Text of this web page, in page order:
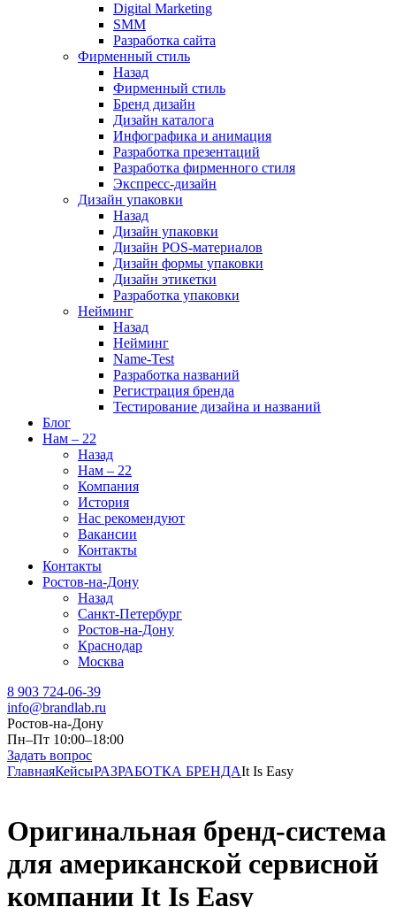
Digital Marketing
SMM
Разработка сайта
Фирменный стиль
Назад
Фирменный стиль
Бренд дизайн
Дизайн каталога
Инфографика и анимация
Разработка презентаций
Разработка фирменного стиля
Экспресс-дизайн
Дизайн упаковки
Назад
Дизайн упаковки
Дизайн POS-материалов
Дизайн формы упаковки
Дизайн этикетки
Разработка упаковки
Нейминг
Назад
Нейминг
Name-Test
Разработка названий
Регистрация бренда
Тестирование дизайна и названий
Блог
Нам – 22
Назад
Нам – 22
Компания
История
Нас рекомендуют
Вакансии
Контакты
Контакты
Ростов-на-Дону
Назад
Санкт-Петербург
Ростов-на-Дону
Краснодар
Москва
8 903 724-06-39
info@brandlab.ru
Ростов-на-Дону
Пн–Пт 10:00–18:00
Задать вопрос
ГлавнаяКейсыРАЗРАБОТКА БРЕНДАIt Is Easy
Оригинальная бренд-система
для американской сервисной
компании It Is Easy